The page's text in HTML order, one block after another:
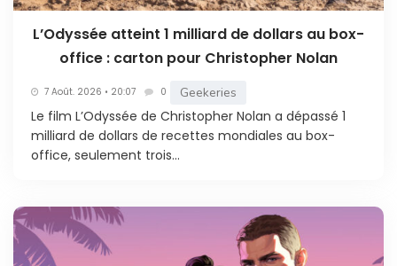
L’Odyssée atteint 1 milliard de dollars au box-
office : carton pour Christopher Nolan
7 Août. 2026 • 20:07 0 Geekeries
Le film L’Odyssée de Christopher Nolan a dépassé 1
milliard de dollars de recettes mondiales au box-
office, seulement trois...